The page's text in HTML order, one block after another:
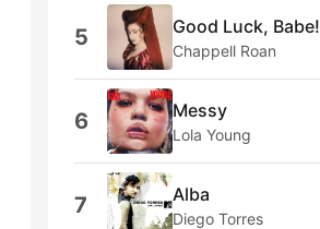
5 Good Luck, Babe!
Chappell Roan
6 Messy
Lola Young
7 Alba
Diego Torres